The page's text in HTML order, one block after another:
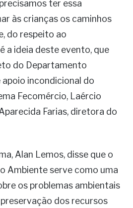
ter essa
às crianças os caminhos
do respeito ao
a ideia deste evento, que
do Departamento
apoio incondicional do
Fecomércio, Laércio
Farias, diretora do
Alan Lemos, disse que o
Ambiente serve como uma
os problemas ambientais
dos recursos